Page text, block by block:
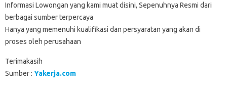
Informasi Lowongan yang kami muat disini, Sepenuhnya Resmi dari
berbagai sumber terpercaya
Hanya yang memenuhi kualifikasi dan persyaratan yang akan di
proses oleh perusahaan
Terimakasih
Sumber : Yakerja.com